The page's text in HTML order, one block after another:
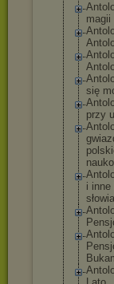
magii
się
przy
i inne